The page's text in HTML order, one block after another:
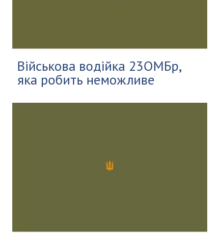
Військова водійка 23ОМБр,
яка робить неможливе